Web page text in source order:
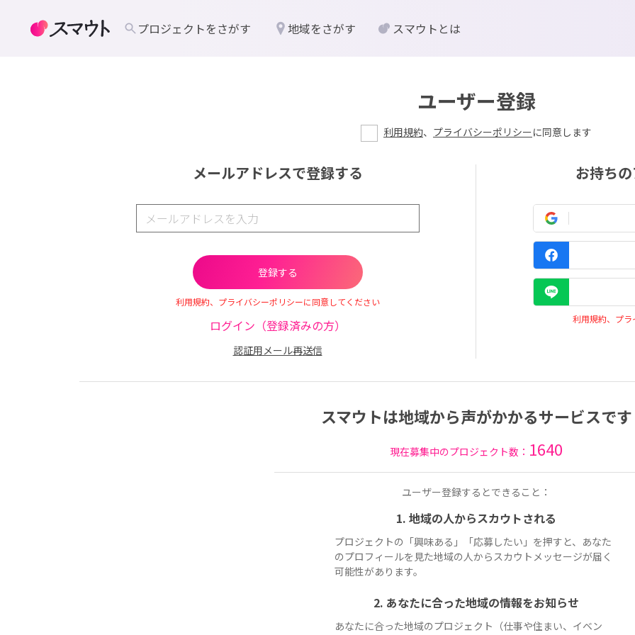
ユーザー登録
利用規約、 プライバシーポリシーに同意します
メールアドレスで登録する
利用規約、プライバシーポリシーに同意してください
ログイン（登録済みの方）
認証用メール再送信
お持ち
利用規約、プ
スマウトは地域から声がかかるサービスです
現在募集中のプロジェクト数： 1640
ユーザー登録するとできること：
1. 地域の人からスカウトされる
プロジェクトの「興味ある」「応募したい」を押すと、あなた
のプロフィールを見た地域の人からスカウトメッセージが届く
可能性があります。
2. あなたに合った地域の情報をお知らせ
あなたに合った地域のプロジェクト（仕事や住まい、イベン
プロジェクトをさがす 地域をさがす スマウトとは